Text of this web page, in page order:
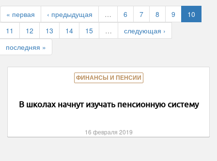
« первая ‹ предыдущая … 6 7 8 9
10
11
12 13 14 15 …
следующая ›
последняя »
ФИНАНСЫ И ПЕНСИИ
В школах начнут изучать пенсионную систему
16 февраля 2019